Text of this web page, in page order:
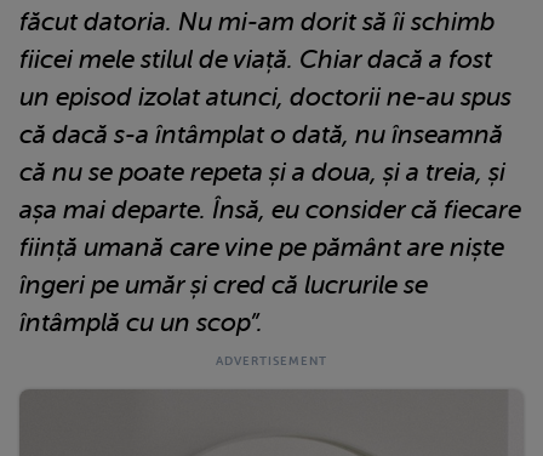
făcut datoria. Nu mi-am dorit să îi schimb
fiicei mele stilul de viață. Chiar dacă a fost
un episod izolat atunci, doctorii ne-au spus
că dacă s-a întâmplat o dată, nu înseamnă
că nu se poate repeta și a doua, și a treia, și
așa mai departe. Însă, eu consider că fiecare
ființă umană care vine pe pământ are niște
îngeri pe umăr și cred că lucrurile se
întâmplă cu un scop”.